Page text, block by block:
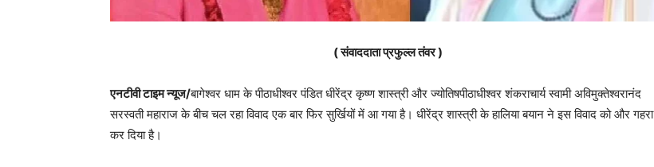
( संवाददाता प्रफुल्ल तंवर )
एनटीवी टाइम न्यूज/बागेश्वर धाम के पीठाधीश्वर पंडित धीरेंद्र कृष्ण शास्त्री और ज्योतिषपीठाधीश्वर शंकराचार्य स्वामी अविमुक्तेश्वरानंद
सरस्वती महाराज के बीच चल रहा विवाद एक बार फिर सुर्खियों में आ गया है। धीरेंद्र शास्त्री के हालिया बयान ने इस विवाद को और गहरा
कर दिया है।